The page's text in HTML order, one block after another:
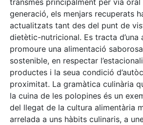
generació, els menjars recuperats
actualitzats tant des del punt de
dietètic-nutricional. Es tracta d’una
promoure una alimentació
sostenible, en respectar
productes i la seua condició
proximitat. La gramàtica culinària
la cuina de les polopines és un
del llegat de la cultura alimentària
arrelada a uns hàbits culinaris, a